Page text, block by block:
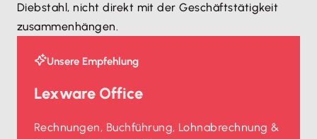
Diebstahl, nicht direkt mit der Geschäftstätigkeit
zusammenhängen.
Unsere Empfehlung
Lexware Office
Rechnungen, Buchführung, Lohnabrechnung &